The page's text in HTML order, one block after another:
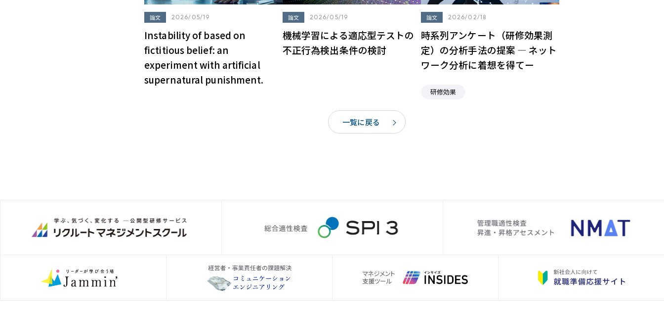
論文 2026/05/19
Instability of based on
fictitious belief: an
experiment with artificial
supernatural punishment.
論文 2026/05/19
機械学習による適応型テストの
不正行為検出条件の検討
論文 2026/02/18
時系列アンケート（研修効果測
定）の分析⼿法の提案 ― ネット
ワーク分析に着想を得てー
研修効果
一覧に戻る